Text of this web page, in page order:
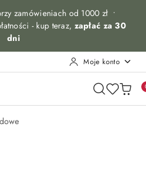
zamówieniach od 1000 zł •
- kup teraz, zapłać za 30
dni
Moje konto